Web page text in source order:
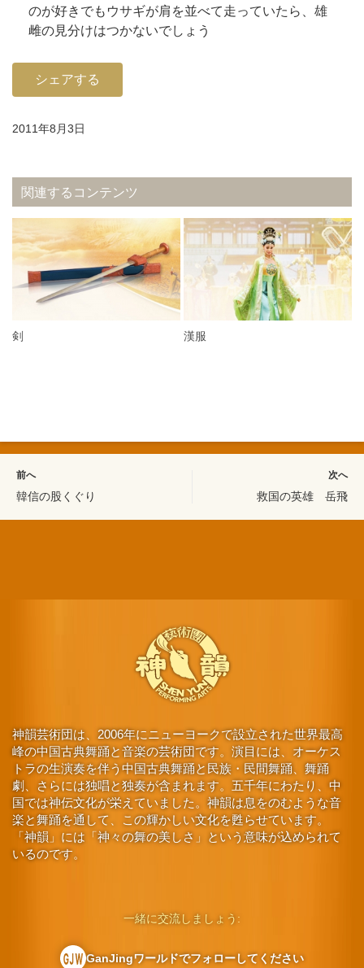
のが好きでもウサギが肩を並べて走っていたら、 雄
雌の見分けはつかないでしょう
シェアする
2011年8月3日
関連するコンテンツ
剣 漢服
前へ
韓信の股くぐり
次へ
救国の英雄 岳飛
神韻芸術団は、2006年にニューヨークで設立された世界最高
峰の中国古典舞踊と音楽の芸術団です。演目には、オーケス
トラの生演奏を伴う中国古典舞踊と民族・民間舞踊、舞踊
劇、さらには独唱と独奏が含まれます。五千年にわたり、中
国では神伝文化が栄えていました。神韻は息をのむような音
楽と舞踊を通して、この輝かしい文化を甦らせています。
「神韻」には「神々の舞の美しさ」という意味が込められて
いるのです。
一緒に交流しましょう:
GanJingワールドでフォローしてください